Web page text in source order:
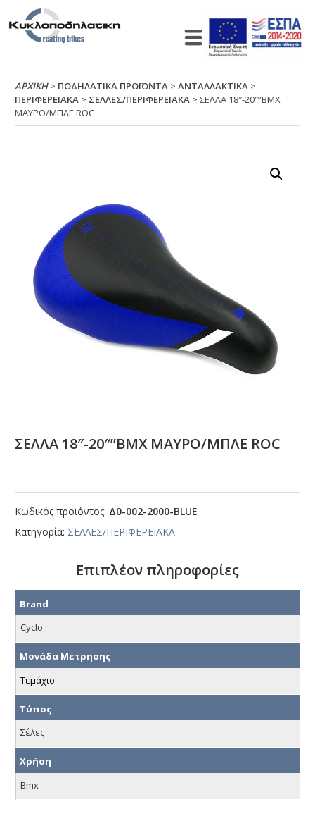
ΑΡΧΙΚΉ> ΠΟΔΗΛΑΤΙΚΑ ΠΡΟΪΟΝΤΑ >ΑΝΤΑΛΛΑΚΤΙΚΑ >
ΠΕΡΙΦΕΡΕΙΑΚΑ > ΣΕΛΛΕΣ/ΠΕΡΙΦΕΡΕΙΑΚΑ > ΣΕΛΛΑ 18″-20″”ΒΜΧ
ΜΑΥΡΟ/ΜΠΛΕ RΟC
ΣΕΛΛΑ 18″-20″”ΒΜΧ ΜΑΥΡΟ/ΜΠΛΕ RΟC
Κωδικός προϊόντος: Δ0-002-2000-ΒLUΕ
Κατηγορία: ΣΕΛΛΕΣ/ΠΕΡΙΦΕΡΕΙΑΚΑ
Επιπλέον πληροφορίες
Brand
Cyclo
Μονάδα Μέτρησης
Τεμάχιο
Τύπος
Σέλες
Χρήση
Bmx